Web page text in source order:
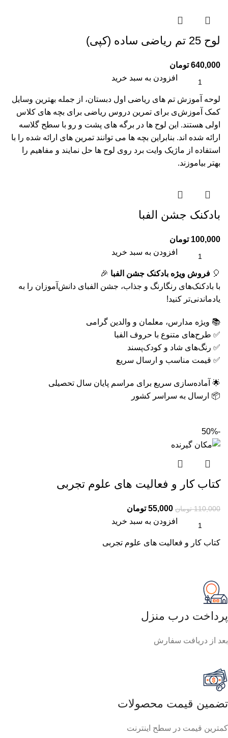
لوح 25 تم ریاضی ساده (کپی)
640,000 تومان
افزودن به سبد خرید
لوحه آموزش تم های ریاضی اول دبستان، از جمله بهترین وسایل
کمک آموزش‌ی برای تمرین دروس ریاضی برای بچه های کلاس
اولی هستند. این لوح ها در برگه های پشت و رو با سطح گلاسه
ارائه شده اند. بنابراین بچه ها می توانند تمرین های ارائه شده را با
استفاده از ماژیک وایت برد روی لوح ها حل نمایند و مفاهیم را
بهتر بیاموزند.
بادکنک جشن الفبا
100,000 تومان
افزودن به سبد خرید
🎈 فروش ویژه بادکنک جشن الفبا 🎉
با بادکنک‌های رنگارنگ و جذاب، جشن الفبای دانش‌آموزان را به
یادماندنی‌تر کنید!
📚 ویژه مدارس، معلمان و والدین گرامی
✅ طرح‌های متنوع با حروف الفبا
✅ رنگ‌های شاد و کودک‌پسند
✅ قیمت مناسب و ارسال سریع
🌟 آماده‌سازی سریع برای مراسم پایان سال تحصیلی
📦 ارسال به سراسر کشور
-50%
کتاب کار و فعالیت های علوم تجربی
110,000 تومان 55,000 تومان
افزودن به سبد خرید
کتاب کار و فعالیت های علوم تجربی
پرداخت درب منزل
بعد از دریافت سفارش
تضمین قیمت محصولات
کمترین قیمت در سطح اینترنت